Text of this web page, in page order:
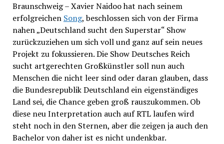
Braunschweig – Xavier Naidoo hat nach seinem
erfolgreichen Song, beschlossen sich von der Firma
nahen „Deutschland sucht den Superstar“ Show
zurückzuziehen um sich voll und ganz auf sein neues
Projekt zu fokussieren. Die Show Deutsches Reich
sucht artgerechten Großkünstler soll nun auch
Menschen die nicht leer sind oder daran glauben, dass
die Bundesrepublik Deutschland ein eigenständiges
Land sei, die Chance geben groß rauszukommen. Ob
diese neu Interpretation auch auf RTL laufen wird
steht noch in den Sternen, aber die zeigen ja auch den
Bachelor von daher ist es nicht undenkbar.